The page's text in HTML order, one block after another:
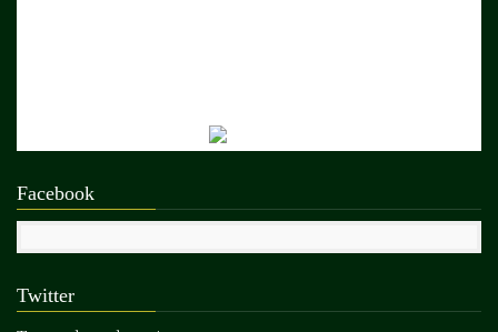
Facebook
Twitter